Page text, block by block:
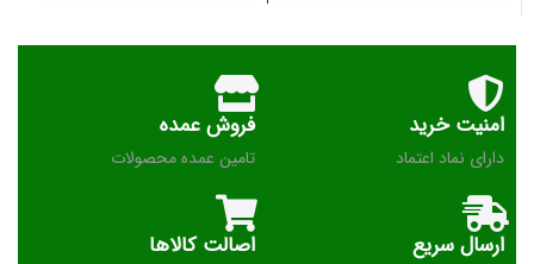
امنیت خرید
دارای نماد اعتماد
فروش عمده
تامین عمده محصولات
ارسال سریع اصالت کالاها